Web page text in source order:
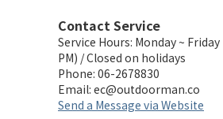
Contact Service
Service Hours: Monday ~ Friday
PM) / Closed on holidays
Phone: 06-2678830
Email: ec@outdoorman.co
Send a Message via Website